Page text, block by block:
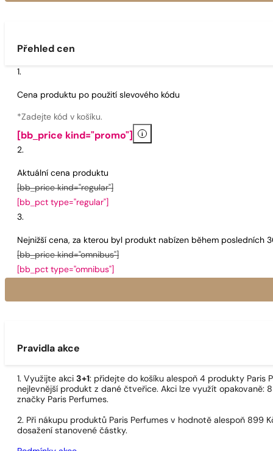
Přehled cen
Cena produktu po použití slevového kódu
*Zadejte kód v košíku.
[bb_price kind="promo"] i
Aktuální cena produktu
[bb_price kind="regular"]
[bb_pct type="regular"]
Nejnižší cena, za kterou byl produkt nabízen během posledních
[bb_price kind="omnibus"]
[bb_pct type="omnibus"]
Pravidla akce
1. Využijte akci 3+1: přidejte do košíku alespoň 4 produkty
nejlevnější produkt z dané čtveřice. Akci lze využít opakovaně:
značky Paris Perfumes.
2. Při nákupu produktů Paris Perfumes v hodnotě alespoň
dosažení stanovené částky.